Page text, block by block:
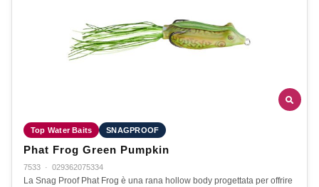
Top Water Baits SNAGPROOF
Phat Frog Green Pumpkin
7533 · 029362075334
La Snag Proof Phat Frog è una rana hollow body progettata per offrire